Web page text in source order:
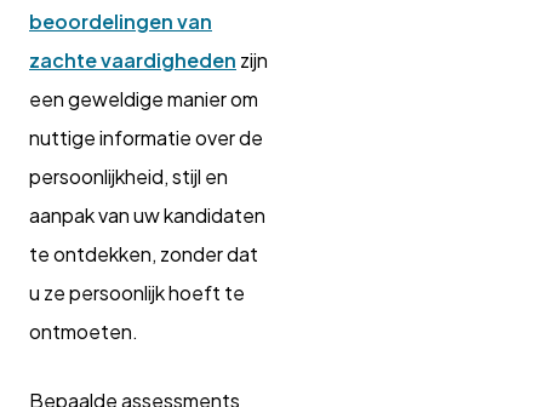
beoordelingen van
zachte vaardigheden zijn
een geweldige manier om
nuttige informatie over de
persoonlijkheid, stijl en
aanpak van uw kandidaten
te ontdekken, zonder dat
u ze persoonlijk hoeft te
ontmoeten.
Bepaalde assessments